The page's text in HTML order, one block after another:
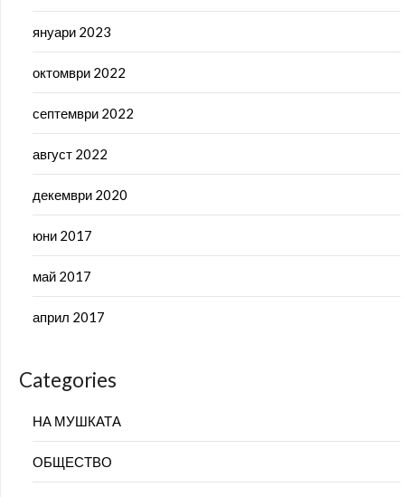
януари 2023
октомври 2022
септември 2022
август 2022
декември 2020
юни 2017
май 2017
април 2017
Categories
НА МУШКАТА
ОБЩЕСТВО